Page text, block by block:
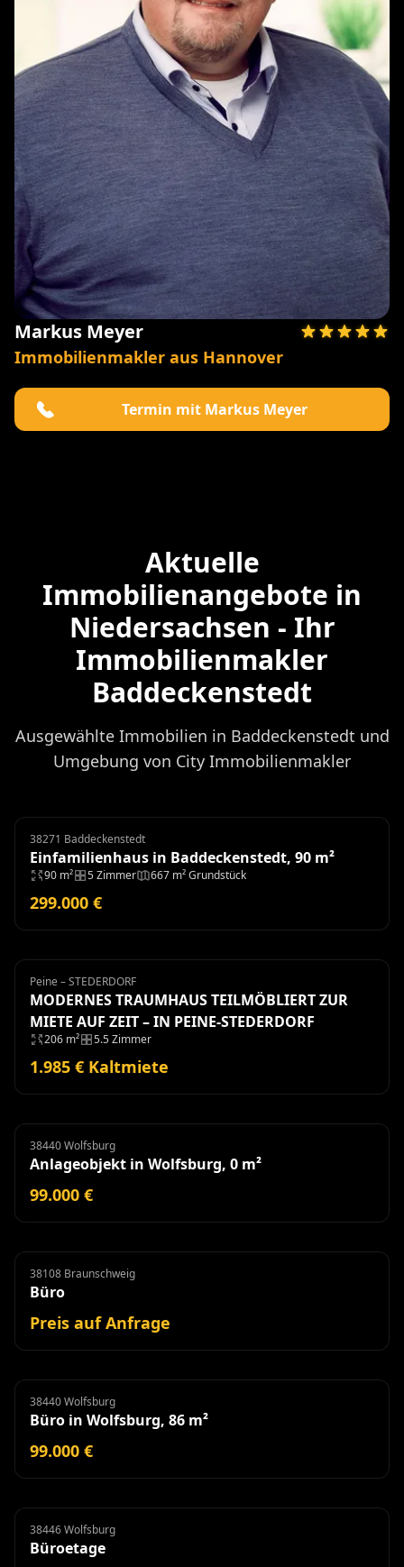
Markus Meyer
Immobilienmakler aus Hannover
Termin mit Markus Meyer
Aktuelle
Immobilienangebote in
Niedersachsen - Ihr
Immobilienmakler
Baddeckenstedt
Ausgewählte Immobilien in Baddeckenstedt und
Umgebung von City Immobilienmakler
Einfamilienhaus
38271 Baddeckenstedt
Einfamilienhaus in Baddeckenstedt, 90 m²
90 m² 5 Zimmer 667 m² Grundstück
299.000 €
Haus Miete
Peine – STEDERDORF
MODERNES TRAUMHAUS TEILMÖBLIERT ZUR
MIETE AUF ZEIT – IN PEINE-STEDERDORF
206 m² 5.5 Zimmer
1.985 € Kaltmiete
Anlageobjekt
38440 Wolfsburg
Anlageobjekt in Wolfsburg, 0 m²
99.000 €
Büro Miete
38108 Braunschweig
Büro
Preis auf Anfrage
Büro
38440 Wolfsburg
Büro in Wolfsburg, 86 m²
99.000 €
Büroetage Miete
38446 Wolfsburg
Büroetage